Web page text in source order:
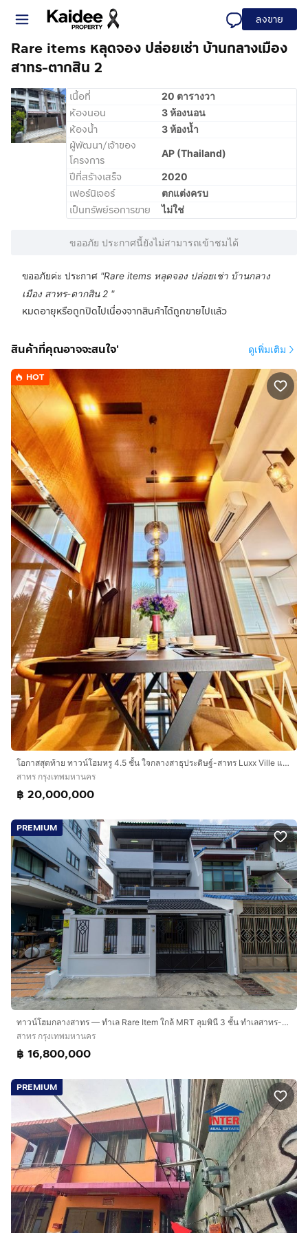
ลงขาย
Rare items หลุดจอง ปล่อยเช่า บ้านกลางเมือง
สาทร-ตากสิน 2
เนื้อที่ 20 ตารางวา
ห้องนอน 3 ห้องนอน
ห้องน้ำ 3 ห้องน้ำ
ผู้พัฒนา/เจ้าของ
โครงการ
AP (Thailand)
ปีที่สร้างเสร็จ 2020
เฟอร์นิเจอร์ ตกแต่งครบ
เป็นทรัพย์รอการขาย ไม่ใช่
ขออภัย ประกาศนี้ยังไม่สามารถเข้าชมได้
ขออภัยค่ะ ประกาศ "Rare items หลุดจอง ปล่อยเช่า บ้านกลาง
เมือง สาทร-ตากสิน 2 "
หมดอายุหรือถูกปิดไปเนื่องจากสินค้าได้ถูกขายไปแล้ว
สินค้าที่คุณอาจจะสนใจ' ดูเพิ่มเติม
HOT
โอกาสสุดท้าย ทาวน์โฮมหรู 4.5 ชั้น ใจกลางสาธุประดิษฐ์-สาทร Luxx Ville แปลง A2 - บ้านตัวอย่าง ตกแต่งครบ พร้อมเข้าอยู่ ทำเลสุด rare
สาทร กรุงเทพมหานคร
฿ 20,000,000
PREMIUM
ทาวน์โฮมกลางสาทร — ทำเล Rare Item ใกล้ MRT ลุมพินี 3 ชั้น ทำเลสาทร-พระรามสี่-ศรีบำเพ็ญ-เย็นอากาศ
สาทร กรุงเทพมหานคร
฿ 16,800,000
PREMIUM